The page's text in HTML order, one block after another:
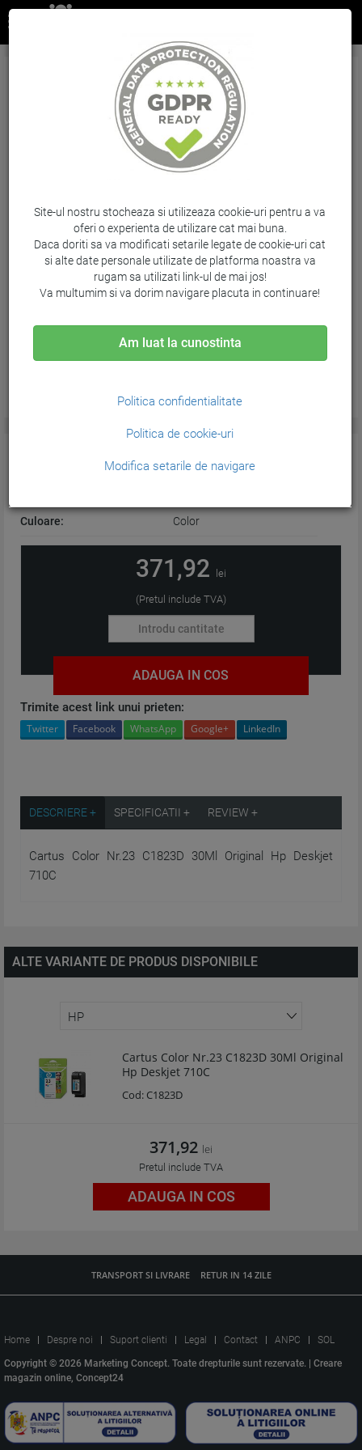
Cartus Color Nr.23 C1823D 30Ml Original Hp
Brand: HP / Cod: C1823D
CARACTERISTICI GENERALE:
Culoare: Color
371,92 lei
(Pretul include TVA)
ADAUGA IN COS
Trimite acest link unui prieten:
Twitter Facebook WhatsApp Google+ LinkedIn
DESCRIERE + SPECIFICATII + REVIEW +
Cartus Color Nr.23 C1823D 30Ml Original Hp Deskjet
710C
ALTE VARIANTE DE PRODUS DISPONIBILE
Cartus Color Nr.23 C1823D 30Ml Original
Hp Deskjet 710C
Cod:C1823D
371,92 lei
Pretul include TVA
ADAUGA IN COS
TRANSPORT SI LIVRARE RETUR IN 14 ZILE
Home Despre noi Suport clienti Legal Contact ANPC SOL
Copyright © 2026 Marketing Concept. Toate drepturile sunt rezervate. | Creare
magazin online, Concept24
Site-ul nostru stocheaza si utilizeaza cookie-uri pentru a va
oferi o experienta de utilizare cat mai buna.
Daca doriti sa va modificati setarile legate de cookie-uri cat
si alte date personale utilizate de platforma noastra va
rugam sa utilizati link-ul de mai jos!
Va multumim si va dorim navigare placuta in continuare!
Am luat la cunostinta
Politica confidentialitate
Politica de cookie-uri
Modifica setarile de navigare